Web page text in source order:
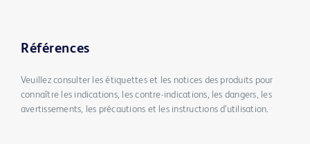
Références
Veuillez consulter les étiquettes et les notices des produits pour
connaître les indications, les contre-indications, les dangers, les
avertissements, les précautions et les instructions d’utilisation.